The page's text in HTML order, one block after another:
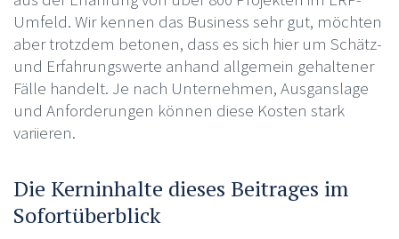
Umfeld. Wir kennen das Business sehr gut, möchten
aber trotzdem betonen, dass es sich hier um Schätz-
und Erfahrungswerte anhand allgemein gehaltener
Fälle handelt. Je nach Unternehmen, Ausganslage
und Anforderungen können diese Kosten stark
variieren.
Die Kerninhalte dieses Beitrages im
Sofortüberblick